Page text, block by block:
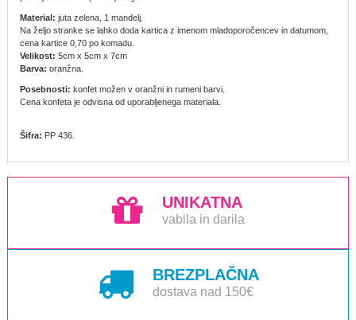
Material: juta zelena, 1 mandelj.
Na željo stranke se lahko doda kartica z imenom mladoporočencev in datumom,
cena kartice 0,70 po komadu.
Velikost: 5cm x 5cm x 7cm
Barva: oranžna.
Posebnosti: konfet možen v oranžni in rumeni barvi.
Cena konfeta je odvisna od uporabljenega materiala.
Šifra: PP 436.
UNIKATNA
vabila in darila
BREZPLAČNA
dostava nad 150€